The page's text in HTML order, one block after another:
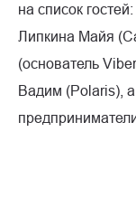
на список
Липкина Майя
(основатель
Вадим (Polaris),